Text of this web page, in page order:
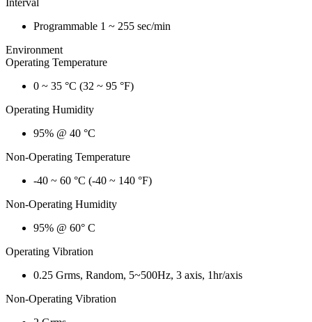
Programmable 1 ~ 255 sec/min
Environment
Operating Temperature
0 ~ 35 °C (32 ~ 95 °F)
Operating Humidity
95% @ 40 °C
Non-Operating Temperature
-40 ~ 60 °C (-40 ~ 140 °F)
Non-Operating Humidity
95% @ 60° C
Operating Vibration
0.25 Grms, Random, 5~500Hz, 3 axis, 1hr/axis
Non-Operating Vibration